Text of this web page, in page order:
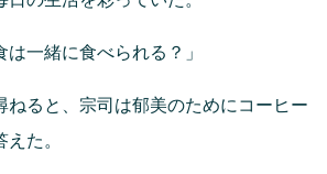
は一緒に食べられる？」
ねると、宗司は郁美のためにコーヒー
た。